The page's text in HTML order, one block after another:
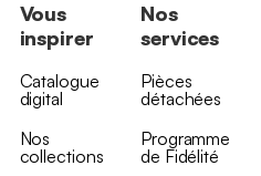
Vous
inspirer
Catalogue
digital
Nos
collections
Nos
services
Pièces
détachées
Programme
de Fidélité